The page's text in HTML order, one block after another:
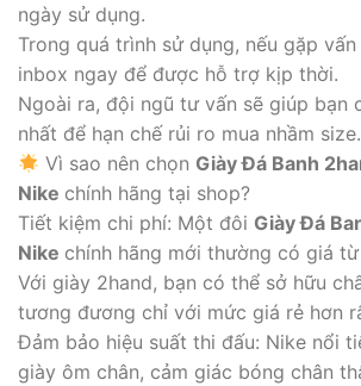
ngày sử dụng.
Trong quá trình sử dụng, nếu gặp
inbox ngay để được hỗ trợ kịp thời.
Ngoài ra, đội ngũ tư vấn sẽ giúp bạn
nhất để hạn chế rủi ro mua nhầm size.
Vì sao nên chọn Giày Đá Banh
Nike chính hãng tại shop?
Tiết kiệm chi phí: Một đôi Giày Đá
Nike chính hãng mới thường có giá
Với giày 2hand, bạn có thể sở hữu
tương đương chỉ với mức giá rẻ hơn
Đảm bảo hiệu suất thi đấu: Nike nổi
giày ôm chân, cảm giác bóng chân